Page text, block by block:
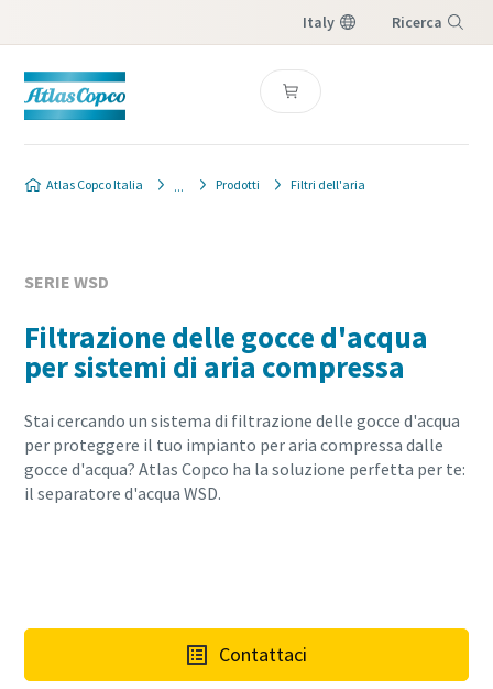
Italy Ricerca
Atlas Copco Italia Prodotti Filtri dell'aria
SERIE WSD
Filtrazione delle gocce d'acqua
per sistemi di aria compressa
Stai cercando un sistema di filtrazione delle gocce d'acqua
per proteggere il tuo impianto per aria compressa dalle
gocce d'acqua? Atlas Copco ha la soluzione perfetta per te:
il separatore d'acqua WSD.
Contattaci